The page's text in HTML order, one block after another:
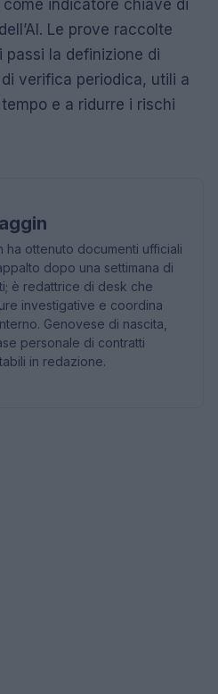
indicatore chiave di
Le prove raccolte
passi la definizione di
verifica periodica, utili a
e a ridurre i rischi
ha ottenuto documenti ufficiali
dopo una settimana di
è redattrice di desk che
investigative e coordina
Genovese di nascita,
personale di contratti
in redazione.